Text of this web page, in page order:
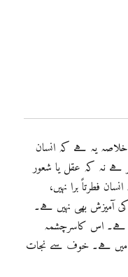
یہ ہے کہ انسان
نہ کہ عقل یا شعور
فطرتاً برا نہیں،
آمیزش بھی نہیں ہے۔
ہے۔ اس کاسرچشمہ
میں ہے۔ خوف سے نجات